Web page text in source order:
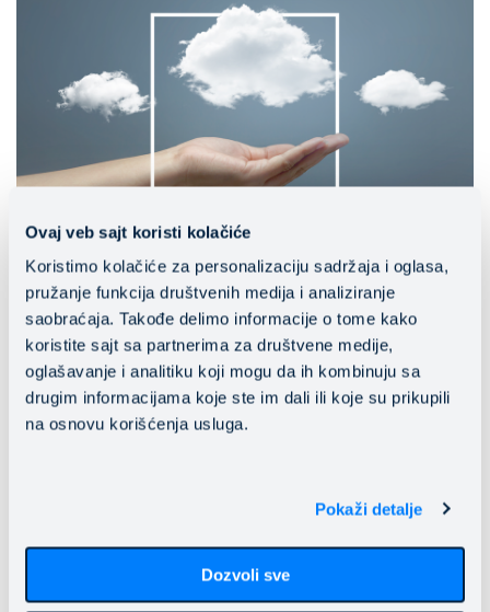
Ovaj veb sajt koristi kolačiće
Koristimo kolačiće za personalizaciju sadržaja i oglasa,
pružanje funkcija društvenih medija i analiziranje
saobraćaja. Takođe delimo informacije o tome kako
koristite sajt sa partnerima za društvene medije,
oglašavanje i analitiku koji mogu da ih kombinuju sa
drugim informacijama koje ste im dali ili koje su prikupili
na osnovu korišćenja usluga.
Pokaži detalje
Dozvoli sve
AWS/AZURE / CLOUD РАЗХОДИ /
GOOGLE CLOUD/СИГУРНОСТ
Сложността като враг № 1:
Предизвикателства и процедури за
управление на хибридни облаци
Прочетете още